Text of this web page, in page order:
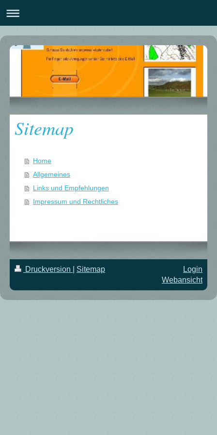
Sitemap
Home
Allgemeines
Links und Empfehlungen
Impressum und Rechtliches
Druckversion Sitemap
Login
Webansicht